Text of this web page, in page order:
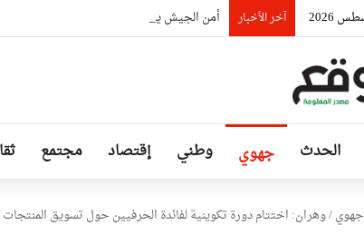
آخر الأخبار أمن الجيش يستلم الرعية الألماني المخطوف “ULUMASKAN SINAN”
الحدث جهوي وطني إقتصاد مجتمع
جهوي/وهران: اختتام دورة تكوينية لفائدة الحرفيين حول تسويق المنتجات